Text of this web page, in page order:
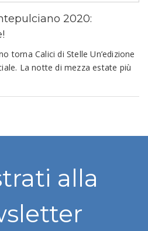
2020:
torna Calici di Stelle Un’edizione
La notte di mezza estate più
alla